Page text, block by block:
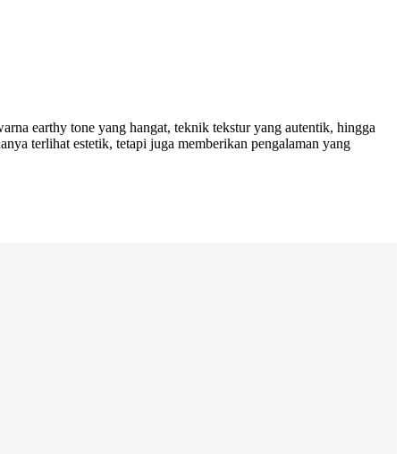
earthy tone yang hangat, teknik tekstur yang autentik, hingga
terlihat estetik, tetapi juga memberikan pengalaman yang